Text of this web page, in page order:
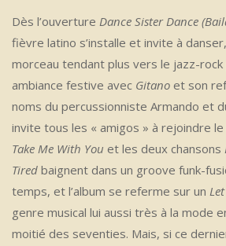
Dès l’ouverture Dance Sister Dance
fièvre latino s’installe et invite à
morceau tendant plus vers le jazz-rock
ambiance festive avec Gitano et son
noms du percussionniste Armando et
invite tous les « amigos » à rejoindre le
Take Me With You et les deux chansons
Tired baignent dans un groove funk-
temps, et l’album se referme sur un
genre musical lui aussi très à la mode
moitié des seventies. Mais, si ce